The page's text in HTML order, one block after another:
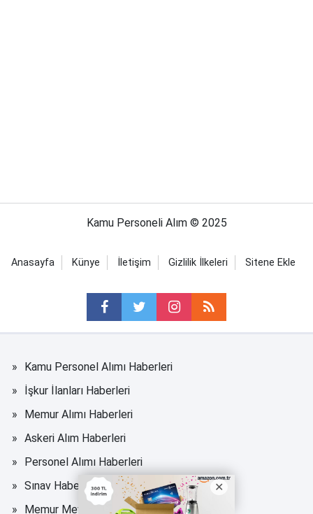
Kamu Personeli Alım © 2025
Anasayfa Künye İletişim Gizlilik İlkeleri Sitene Ekle
Kamu Personel Alımı Haberleri
İşkur İlanları Haberleri
Memur Alımı Haberleri
Askeri Alım Haberleri
Personel Alımı Haberleri
Sınav Haberleri
Memur Mevzuat Haberleri